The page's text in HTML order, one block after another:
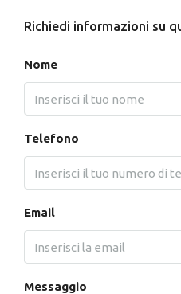
Richiedi informazioni su
Nome
Telefono
Email
Messaggio